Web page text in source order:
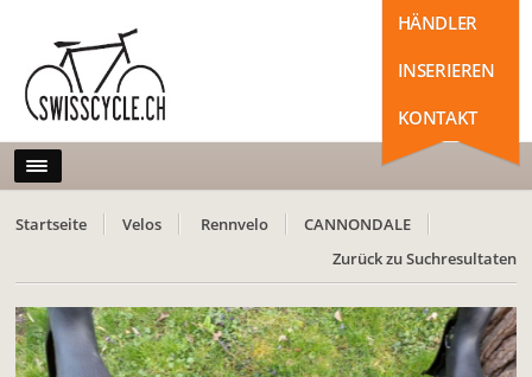
HÄNDLER
INSERIEREN
KONTAKT
Startseite Velos Rennvelo
CANNONDALE
Zurück zu Suchresultaten